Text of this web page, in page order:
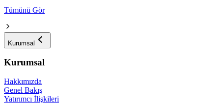
Tümünü Gör
Kurumsal
Kurumsal
Hakkımızda
Genel Bakış
Yatırımcı İlişkileri